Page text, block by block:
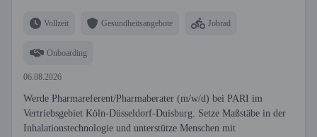
Vollzeit Gesundheitsangebote Jobrad
Onboarding
06.08.2026
Werde Pharmareferent/Pharmaberater (m/w/d) bei PARI im
Vertriebsgebiet Köln-Düsseldorf-Duisburg. Setze Maßstäbe in der
Inhalationstechnologie und unterstütze Menschen mit